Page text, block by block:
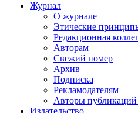
Журнал
О журнале
Этические
Редакционная
Авторам
Свежий номер
Архив
Подписка
Рекламодателям
Авторы публикаций
Издательство